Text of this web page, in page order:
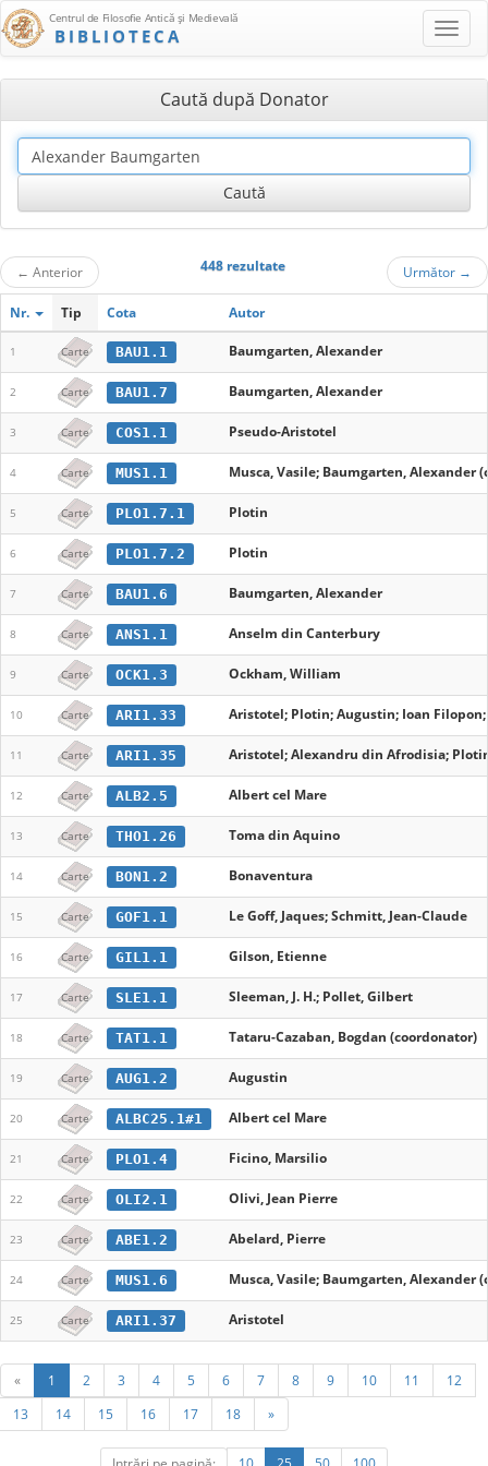
Centrul de Filosofie Antică şi Medievală
BIBLIOTECA
Caută după Donator
← Anterior 448 rezultate Următor →
Nr. Tip Cota Autor
1 Carte BAU1.1 Baumgarten, Alexander
2 Carte BAU1.7 Baumgarten, Alexander
3 Carte COS1.1 Pseudo-Aristotel
4 Carte MUS1.1 Musca, Vasile; Baumgarten, Alexander
5 Carte PLO1.7.1 Plotin
6 Carte PLO1.7.2 Plotin
7 Carte BAU1.6 Baumgarten, Alexander
8 Carte ANS1.1 Anselm din Canterbury
9 Carte OCK1.3 Ockham, William
10 Carte ARI1.33 Aristotel; Plotin; Augustin; Ioan
11 Carte ARI1.35 Aristotel; Alexandru din Afrodisia;
12 Carte ALB2.5 Albert cel Mare
13 Carte THO1.26 Toma din Aquino
14 Carte BON1.2 Bonaventura
15 Carte GOF1.1 Le Goff, Jaques; Schmitt, Jean-Claude
16 Carte GIL1.1 Gilson, Etienne
17 Carte SLE1.1 Sleeman, J. H.; Pollet, Gilbert
18 Carte TAT1.1 Tataru-Cazaban, Bogdan (coordonator)
19 Carte AUG1.2 Augustin
20 Carte ALBC25.1#1 Albert cel Mare
21 Carte PLO1.4 Ficino, Marsilio
22 Carte OLI2.1 Olivi, Jean Pierre
23 Carte ABE1.2 Abelard, Pierre
24 Carte MUS1.6 Musca, Vasile; Baumgarten, Alexander
25 Carte ARI1.37 Aristotel
« 1 2 3 4 5 6 7 8 9 10 11
12
13
14 15 16 17 18 »